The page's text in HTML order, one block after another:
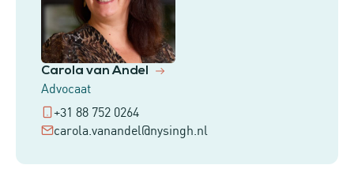
Carola van Andel
Advocaat
+31 88 752 0264
carola.vanandel@nysingh.nl